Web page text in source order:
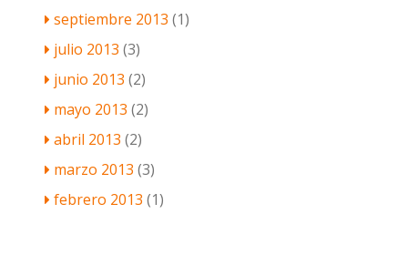
septiembre 2013 (1)
julio 2013 (3)
junio 2013 (2)
mayo 2013 (2)
abril 2013 (2)
marzo 2013 (3)
febrero 2013 (1)